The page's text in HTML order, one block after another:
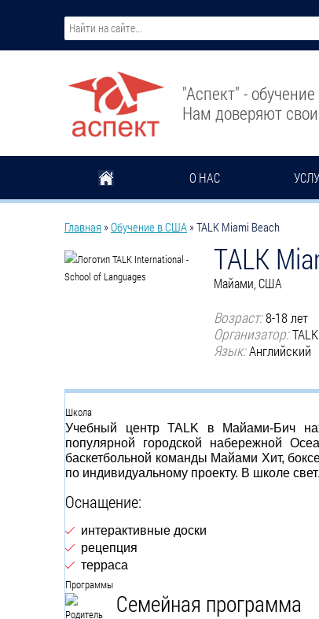
"Аспект" -
Нам доверяют
О НАС
Вы здесь
Главная »Обучение в США »TALK Miami Beach
TALK
Майами, США
Возраст:8-18 лет
Организатор:
Язык:Английский
Группа
Школа
Учебный центр TALK в Майами-Бич
популярной городской набережной
баскетбольной команды Майами Хит,
по индивидуальному проекту. В школе
Оснащение:
интерактивные доски
рецепция
терраса
Программы
Семейная программа